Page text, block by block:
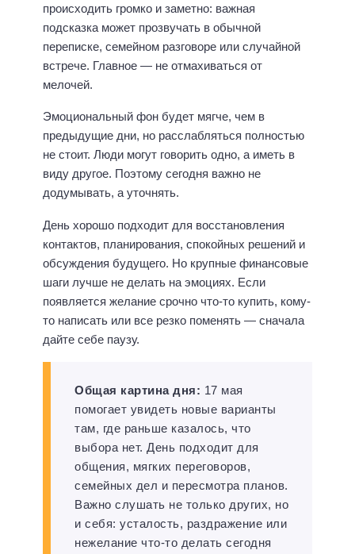
происходить громко и заметно: важная
подсказка может прозвучать в обычной
переписке, семейном разговоре или случайной
встрече. Главное — не отмахиваться от
мелочей.
Эмоциональный фон будет мягче, чем в
предыдущие дни, но расслабляться полностью
не стоит. Люди могут говорить одно, а иметь в
виду другое. Поэтому сегодня важно не
додумывать, а уточнять.
День хорошо подходит для восстановления
контактов, планирования, спокойных решений и
обсуждения будущего. Но крупные финансовые
шаги лучше не делать на эмоциях. Если
появляется желание срочно что-то купить, кому-
то написать или все резко поменять — сначала
дайте себе паузу.
Общая картина дня: 17 мая
помогает увидеть новые варианты
там, где раньше казалось, что
выбора нет. День подходит для
общения, мягких переговоров,
семейных дел и пересмотра планов.
Важно слушать не только других, но
и себя: усталость, раздражение или
нежелание что-то делать сегодня